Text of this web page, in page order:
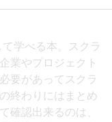
学べる本。スクラ
業やプロジェクト
要があってスクラ
終わりにはまとめ
確認出来るのは、